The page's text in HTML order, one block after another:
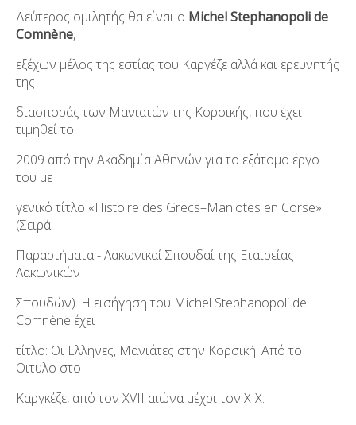
Δεύτερος ομιλητής θα είναι ο Michel Stephanopoli de
Comnène,
εξέχων μέλος της εστίας του Καργέζε αλλά και ερευνητής
της
διασποράς των Μανιατών της Κορσικής, που έχει
τιμηθεί το
2009 από την Ακαδημία Αθηνών για το εξάτομο έργο
του με
γενικό τίτλο «Histoire des Grecs–Maniotes en Corse»
(Σειρά
Παραρτήματα - Λακωνικαί Σπουδαί της Εταιρείας
Λακωνικών
Σπουδών). Η εισήγηση του Michel Stephanopoli de
Comnène έχει
τίτλο: Οι Ελληνες, Μανιάτες στην Κορσική. Από το
Οιτυλο στο
Καργκέζε, από τον ΧVII αιώνα μέχρι τον XIX.